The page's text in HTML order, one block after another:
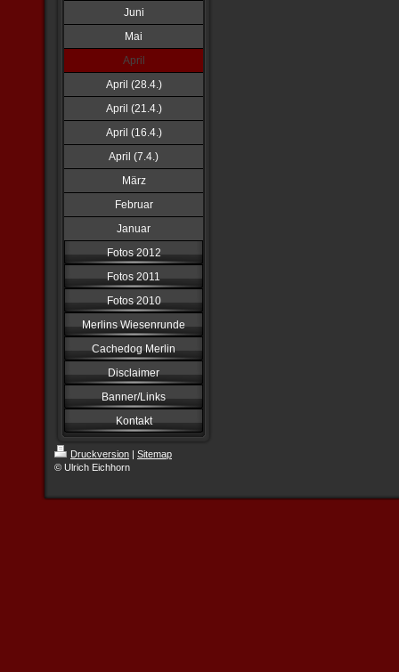
Juni
Mai
April
April (28.4.)
April (21.4.)
April (16.4.)
April (7.4.)
März
Februar
Januar
Fotos 2012
Fotos 2011
Fotos 2010
Merlins Wiesenrunde
Cachedog Merlin
Disclaimer
Banner/Links
Kontakt
Druckversion | Sitemap
© Ulrich Eichhorn